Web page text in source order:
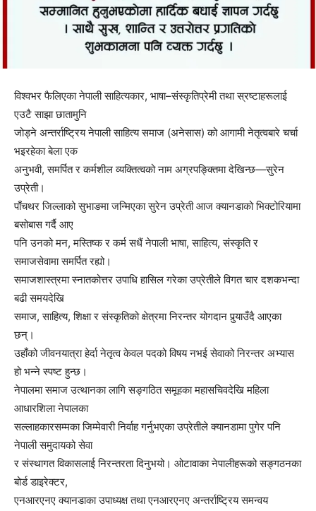
विश्वभर फैलिएका नेपाली साहित्यकार, भाषा–संस्कृतिप्रेमी तथा स्रष्टाहरूलाई
एउटै साझा छातामुनि
जोड्ने अन्तर्राष्ट्रिय नेपाली साहित्य समाज (अनेसास) को आगामी नेतृत्वबारे चर्चा
भइरहेका बेला एक
अनुभवी, समर्पित र कर्मशील व्यक्तित्वको नाम अग्रपङ्क्तिमा देखिन्छ—सुरेन
उप्रेती।
पाँचथर जिल्लाको सुभाङमा जन्मिएका सुरेन उप्रेती आज क्यानडाको भिक्टोरियामा
बसोबास गर्दै आए
पनि उनको मन, मस्तिष्क र कर्म सधैं नेपाली भाषा, साहित्य, संस्कृति र
समाजसेवामा समर्पित रह्यो।
समाजशास्त्रमा स्नातकोत्तर उपाधि हासिल गरेका उप्रेतीले विगत चार दशकभन्दा
बढी समयदेखि
समाज, साहित्य, शिक्षा र संस्कृतिको क्षेत्रमा निरन्तर योगदान पुर्‍याउँदै आएका
छन्।
उहाँको जीवनयात्रा हेर्दा नेतृत्व केवल पदको विषय नभई सेवाको निरन्तर अभ्यास
हो भन्ने स्पष्ट हुन्छ।
नेपालमा समाज उत्थानका लागि सङ्गठित समूहका महासचिवदेखि महिला
आधारशिला नेपालका
सल्लाहकारसम्मका जिम्मेवारी निर्वाह गर्नुभएका उप्रेतीले क्यानडामा पुगेर पनि
नेपाली समुदायको सेवा
र संस्थागत विकासलाई निरन्तरता दिनुभयो। ओटावाका नेपालीहरूको सङ्गठनका
बोर्ड डाइरेक्टर,
एनआरएनए क्यानडाका उपाध्यक्ष तथा एनआरएनए अन्तर्राष्ट्रिय समन्वय